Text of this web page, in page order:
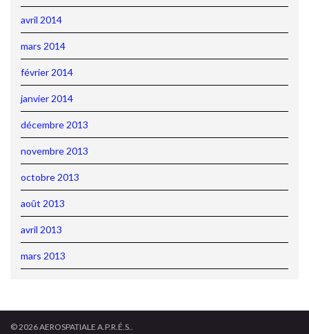
avril 2014
mars 2014
février 2014
janvier 2014
décembre 2013
novembre 2013
octobre 2013
août 2013
avril 2013
mars 2013
© 2026 AEROSPATIALE A.P.R.É.S..